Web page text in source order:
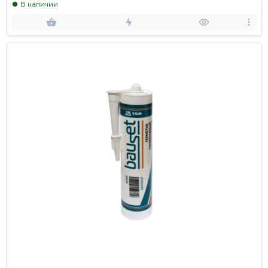
В наличии